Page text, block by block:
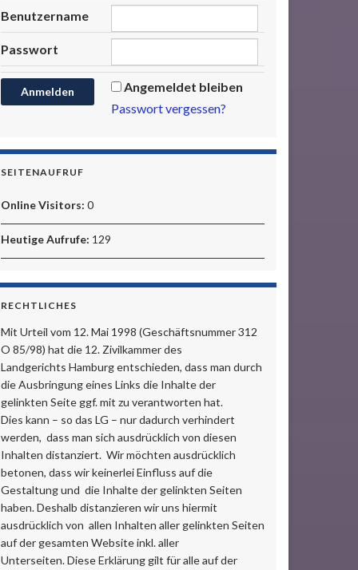
Benutzername
Passwort
Angemeldet bleiben
Passwort vergessen?
SEITENAUFRUF
Online Visitors: 0
Heutige Aufrufe: 129
RECHTLICHES
Mit Urteil vom 12. Mai 1998 (Geschäftsnummer 312
O 85/98) hat die 12. Zivilkammer des
Landgerichts Hamburg entschieden, dass man durch
die Ausbringung eines Links die Inhalte der
gelinkten Seite ggf. mit zu verantworten hat.
Dies kann – so das LG – nur dadurch verhindert
werden, dass man sich ausdrücklich von diesen
Inhalten distanziert. Wir möchten ausdrücklich
betonen, dass wir keinerlei Einfluss auf die
Gestaltung und die Inhalte der gelinkten Seiten
haben. Deshalb distanzieren wir uns hiermit
ausdrücklich von allen Inhalten aller gelinkten Seiten
auf der gesamten Website inkl. aller
Unterseiten. Diese Erklärung gilt für alle auf der